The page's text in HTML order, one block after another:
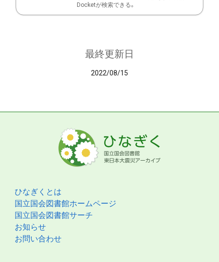
Docketが検索できる。
最終更新日
2022/08/15
ひなぎくとは
国立国会図書館ホームページ
国立国会図書館サーチ
お知らせ
お問い合わせ